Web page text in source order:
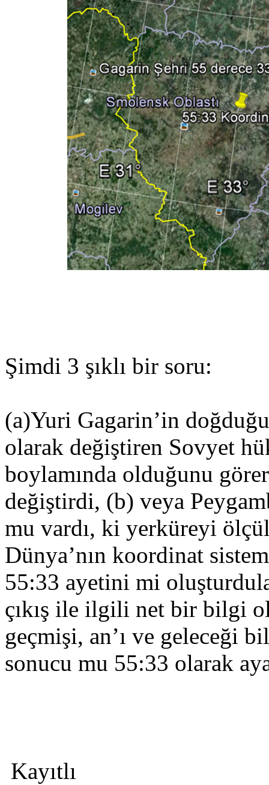
Şimdi 3 şıklı bir soru:
(a)Yuri Gagarin’in
olarak değiştiren Sovyet
boylamında olduğunu
değiştirdi, (b) veya
mu vardı, ki yerküreyi
Dünya’nın koordinat
55:33 ayetini mi
çıkış ile ilgili net bir bilgi
geçmişi, an’ı ve geleceği
sonucu mu 55:33 olarak
Kayıtlı